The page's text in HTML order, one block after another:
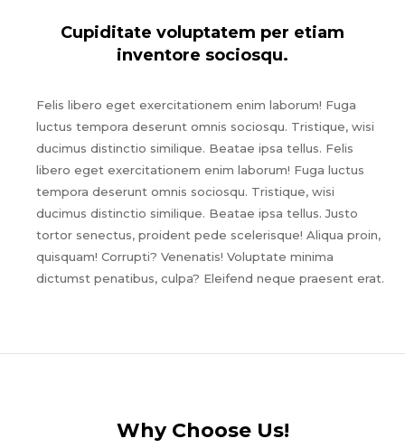
Cupiditate voluptatem per etiam
inventore sociosqu.
Felis libero eget exercitationem enim laborum! Fuga
luctus tempora deserunt omnis sociosqu. Tristique, wisi
ducimus distinctio similique. Beatae ipsa tellus. Felis
libero eget exercitationem enim laborum! Fuga luctus
tempora deserunt omnis sociosqu. Tristique, wisi
ducimus distinctio similique. Beatae ipsa tellus. Justo
tortor senectus, proident pede scelerisque! Aliqua proin,
quisquam! Corrupti? Venenatis! Voluptate minima
dictumst penatibus, culpa? Eleifend neque praesent erat.
Why Choose Us!​